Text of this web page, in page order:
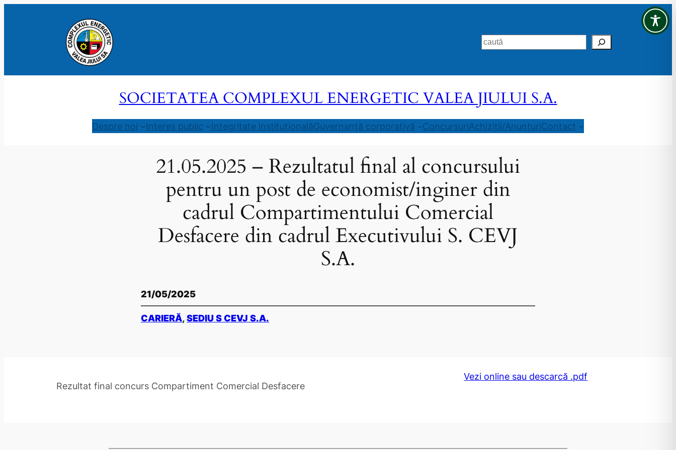
Search
SOCIETATEA COMPLEXUL ENERGETIC VALEA JIULUI S.A.
Despre noi Interes public Integritate instituționalăGuvernanță corporativă ConcursuriAchiziții/AnunțuriContact
21.05.2025 – Rezultatul final al concursului
pentru un post de economist/inginer din
cadrul Compartimentului Comercial
Desfacere din cadrul Executivului S. CEVJ
S.A.
21/05/2025
CARIERĂ, SEDIU S CEVJ S.A.
Rezultat final concurs Compartiment Comercial Desfacere
Vezi online sau descarcă .pdf